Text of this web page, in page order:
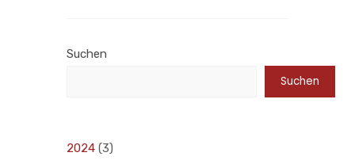
Suchen
Suchen
2024 (3)